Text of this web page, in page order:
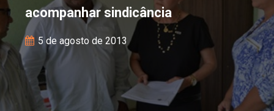
acompanhar sindicância
5 de agosto de 2013